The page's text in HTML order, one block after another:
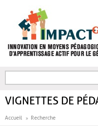
FORMULAIRE DE
VIGNETTES DE
Accueil Recherche